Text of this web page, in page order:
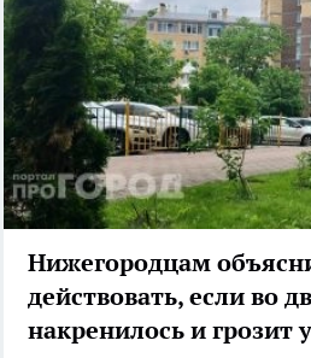
Нижегородцам
действовать, если во
накренилось и грозит